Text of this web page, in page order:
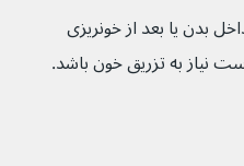
بدن یا بعد از خونریزی
نیاز به تزریق خون باشد.